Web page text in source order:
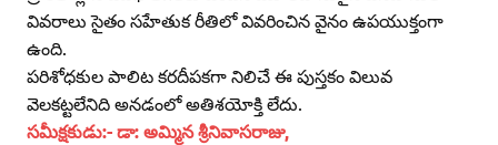
వివరాలు సైతం సహేతుక రీతిలో వివరించిన వైనం ఉపయుక్తంగా
ఉంది.
పరిశోధకుల పాలిట కరదీపకగా నిలిచే ఈ పుస్తకం విలువ
వెలకట్టలేనిది అనడంలో అతిశయోక్తి లేదు.
సమీక్షకుడు:- డా: అమ్మిన శ్రీనివాసరాజు,